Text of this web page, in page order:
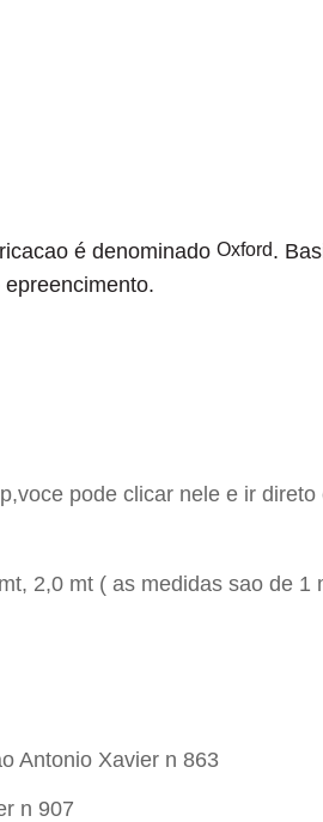
é denominado Oxford.
pode clicar nele e ir
2,0 mt ( as medidas sao de 1
Antonio Xavier n 863
n 907